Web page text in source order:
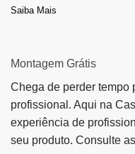
Saiba Mais
Montagem Grátis
Chega de perder tempo
profissional. Aqui na
experiência de
seu produto. Consulte